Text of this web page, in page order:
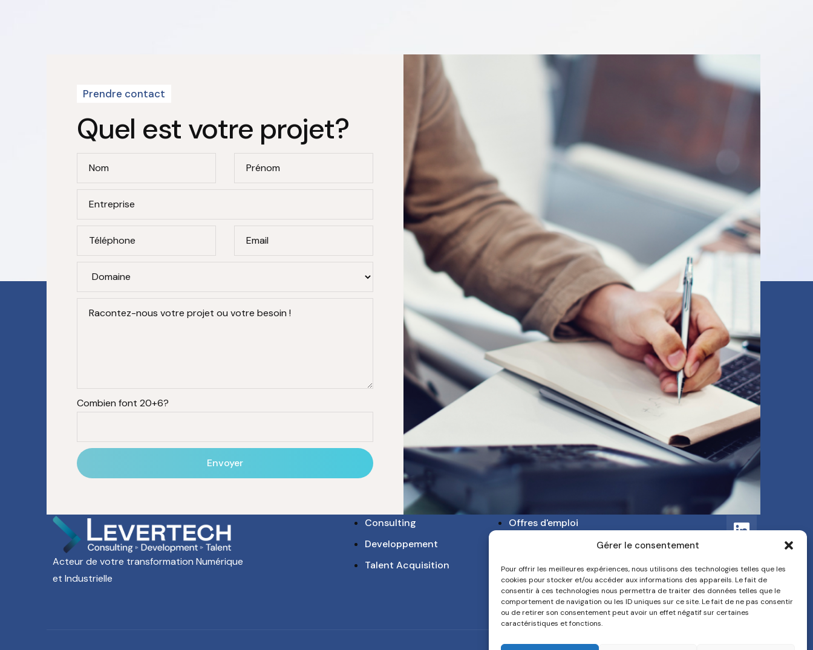
Gérer le consentement
Pour offrir les meilleures expériences, nous utilisons des technologies telles que les
cookies pour stocker et/ou accéder aux informations des appareils. Le fait de
consentir à ces technologies nous permettra de traiter des données telles que le
comportement de navigation ou les ID uniques sur ce site. Le fait de ne pas consentir
ou de retirer son consentement peut avoir un effet négatif sur certaines
caractéristiques et fonctions.
Prendre contact
Quel est votre projet?
Nom Prénom
Entreprise
Téléphone Email
Racontez-nous votre projet ou votre besoin !
Combien font 20+6?
Acteur de votre transformation Numérique
et Industrielle
Consulting
Developpement
Talent Acquisition
Offres d'emploi
Contact